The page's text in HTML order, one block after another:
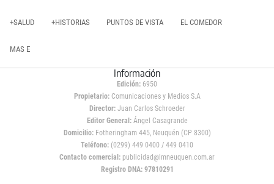
+SALUD +HISTORIAS PUNTOS DE VISTA EL COMEDOR
MAS E
Información
Edición: 6950
Propietario:Comunicaciones y Medios S.A
Director: Juan Carlos Schroeder
Editor General:Ángel Casagrande
Domicilio:Fotheringham 445, Neuquén (CP 8300)
Teléfono: (0299) 449 0400 / 449 0410
Contacto comercial: publicidad@lmneuquen.com.ar
Registro DNA: 97810291